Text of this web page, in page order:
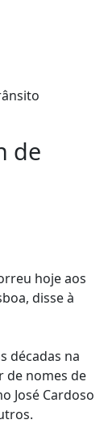
de
hoje aos
disse à
décadas na
de nomes de
José Cardoso